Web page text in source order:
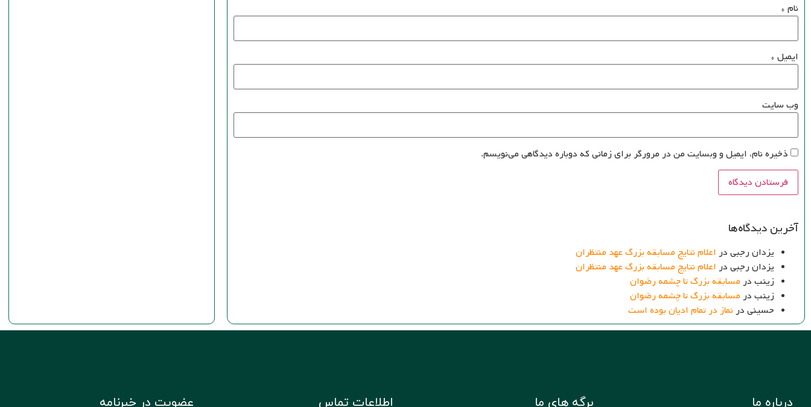
نام *
ایمیل *
وب‌ سایت
ذخیره نام، ایمیل و وبسایت من در مرورگر برای زمانی که دوباره دیدگاهی می‌نویسم.
آخرین دیدگاه‌ها
یزدان رجبی در اعلام نتایج مسابقه بزرگ عهد منتظران
یزدان رجبی در اعلام نتایج مسابقه بزرگ عهد منتظران
زینب در مسابقه بزرگ تا چشمه رضوان
زینب در مسابقه بزرگ تا چشمه رضوان
حسینی در نماز در تمام ادیان بوده است
درباره ما برگه های ما اطلاعات تماس عضویت در خبرنامه